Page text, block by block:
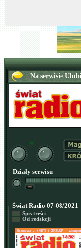
Działy serwisu
Świat Radio 07-08/2021
Spis treści
Od redakcji